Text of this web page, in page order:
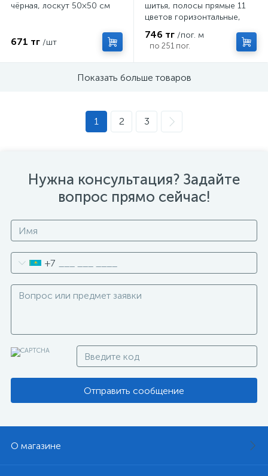
чёрная, лоскут 50×50 см
671 тг /шт
шитья, полосы прямые 11
цветов горизонтальные,
746 тг /пог. м
по 251 пог.
Показать больше товаров
1 2 3
Нужна консультация? Задайте
вопрос прямо сейчас!
+7
Отправить сообщение
О магазине